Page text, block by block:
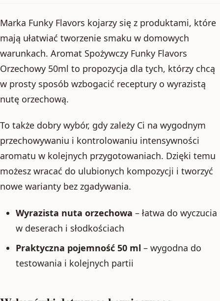
Marka Funky Flavors kojarzy się z produktami, które
mają ułatwiać tworzenie smaku w domowych
warunkach. Aromat Spożywczy Funky Flavors
Orzechowy 50ml to propozycja dla tych, którzy chcą
w prosty sposób wzbogacić receptury o wyrazistą
nutę orzechową.
To także dobry wybór, gdy zależy Ci na wygodnym
przechowywaniu i kontrolowaniu intensywności
aromatu w kolejnych przygotowaniach. Dzięki temu
możesz wracać do ulubionych kompozycji i tworzyć
nowe warianty bez zgadywania.
Wyrazista nuta orzechowa – łatwa do wyczucia
w deserach i słodkościach
Praktyczna pojemność 50 ml – wygodna do
testowania i kolejnych partii